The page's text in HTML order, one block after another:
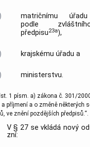
matričnímu
podle
předpisu23a),
krajskému úřadu a
ministerstvu.
1 písm. a) zákona č. 301/
příjmení a o změně některých
ve znění pozdějších předpisů.“.
V § 27 se vkládá nový
zní: